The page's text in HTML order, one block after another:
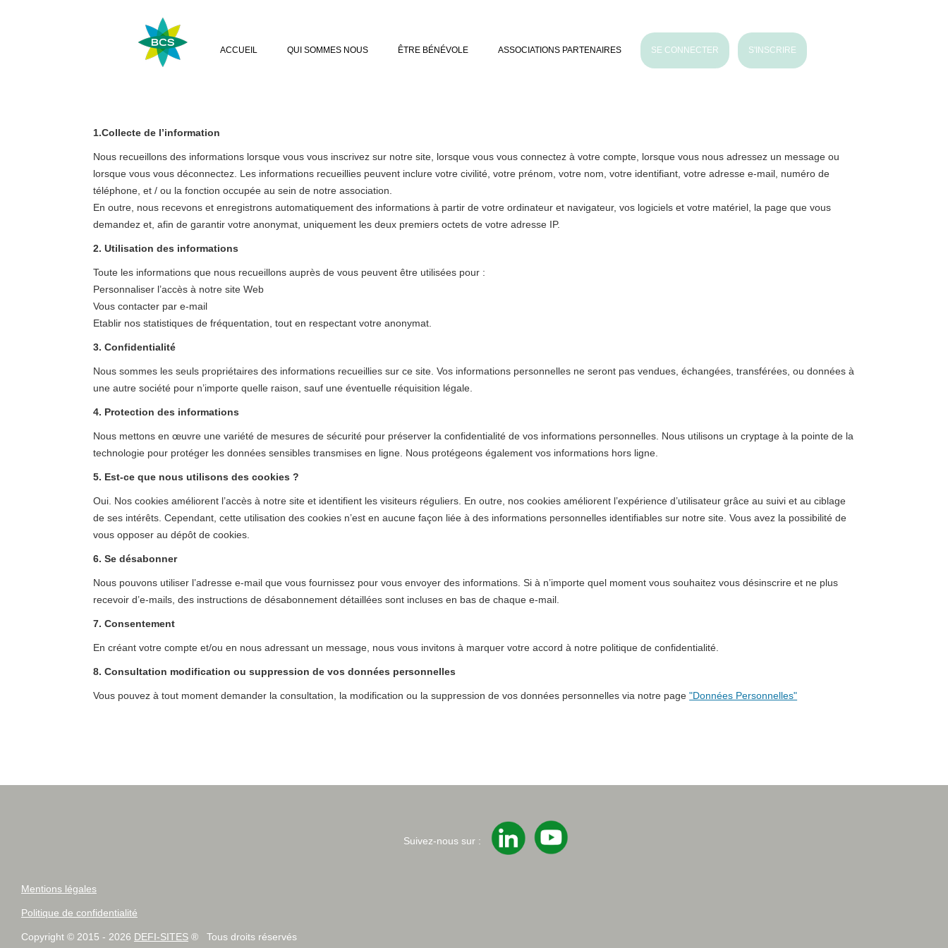
ACCUEIL QUI SOMMES NOUS ÊTRE BÉNÉVOLE ASSOCIATIONS PARTENAIRES SE CONNECTER S'INSCRIRE
1.Collecte de l’information
Nous recueillons des informations lorsque vous vous inscrivez sur notre site, lorsque vous vous connectez à votre compte, lorsque vous nous adressez un message ou
lorsque vous vous déconnectez. Les informations recueillies peuvent inclure votre civilité, votre prénom, votre nom, votre identifiant, votre adresse e-mail, numéro de
téléphone, et / ou la fonction occupée au sein de notre association.
En outre, nous recevons et enregistrons automatiquement des informations à partir de votre ordinateur et navigateur, vos logiciels et votre matériel, la page que vous
demandez et, afin de garantir votre anonymat, uniquement les deux premiers octets de votre adresse IP.
2. Utilisation des informations
Toute les informations que nous recueillons auprès de vous peuvent être utilisées pour :
Personnaliser l’accès à notre site Web
Vous contacter par e-mail
Etablir nos statistiques de fréquentation, tout en respectant votre anonymat.
3. Confidentialité
Nous sommes les seuls propriétaires des informations recueillies sur ce site. Vos informations personnelles ne seront pas vendues, échangées, transférées, ou données à
une autre société pour n’importe quelle raison, sauf une éventuelle réquisition légale.
4. Protection des informations
Nous mettons en œuvre une variété de mesures de sécurité pour préserver la confidentialité de vos informations personnelles. Nous utilisons un cryptage à la pointe de la
technologie pour protéger les données sensibles transmises en ligne. Nous protégeons également vos informations hors ligne.
5. Est-ce que nous utilisons des cookies ?
Oui. Nos cookies améliorent l’accès à notre site et identifient les visiteurs réguliers. En outre, nos cookies améliorent l’expérience d’utilisateur grâce au suivi et au ciblage
de ses intérêts. Cependant, cette utilisation des cookies n’est en aucune façon liée à des informations personnelles identifiables sur notre site. Vous avez la possibilité de
vous opposer au dépôt de cookies.
6. Se désabonner
Nous pouvons utiliser l’adresse e-mail que vous fournissez pour vous envoyer des informations. Si à n’importe quel moment vous souhaitez vous désinscrire et ne plus
recevoir d’e-mails, des instructions de désabonnement détaillées sont incluses en bas de chaque e-mail.
7. Consentement
En créant votre compte et/ou en nous adressant un message, nous vous invitons à marquer votre accord à notre politique de confidentialité.
8. Consultation modification ou suppression de vos données personnelles
Vous pouvez à tout moment demander la consultation, la modification ou la suppression de vos données personnelles via notre page"Données Personnelles"
Suivez-nous sur :
Mentions légales
Politique de confidentialité
Copyright © 2015 - 2026 DEFI-SITES ® Tous droits réservés